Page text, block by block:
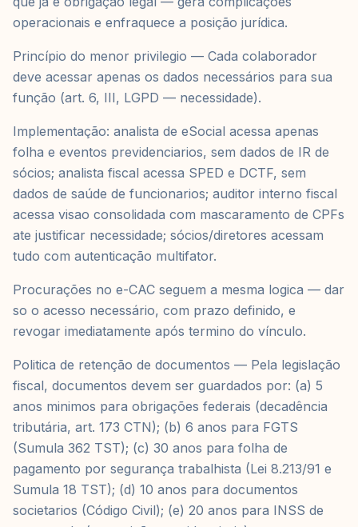
operacionais e enfraquece a posição jurídica.
Princípio do menor privilegio — Cada colaborador
deve acessar apenas os dados necessários para sua
função (art. 6, III, LGPD — necessidade).
Implementação: analista de eSocial acessa apenas
folha e eventos previdenciarios, sem dados de IR de
sócios; analista fiscal acessa SPED e DCTF, sem
dados de saúde de funcionarios; auditor interno fiscal
acessa visao consolidada com mascaramento de CPFs
ate justificar necessidade; sócios/diretores acessam
tudo com autenticação multifator.
Procurações no e-CAC seguem a mesma logica — dar
so o acesso necessário, com prazo definido, e
revogar imediatamente após termino do vínculo.
Politica de retenção de documentos — Pela legislação
fiscal, documentos devem ser guardados por: (a) 5
anos minimos para obrigações federais (decadência
tributária, art. 173 CTN); (b) 6 anos para FGTS
(Sumula 362 TST); (c) 30 anos para folha de
pagamento por segurança trabalhista (Lei 8.213/91 e
Sumula 18 TST); (d) 10 anos para documentos
societarios (Código Civil); (e) 20 anos para INSS de